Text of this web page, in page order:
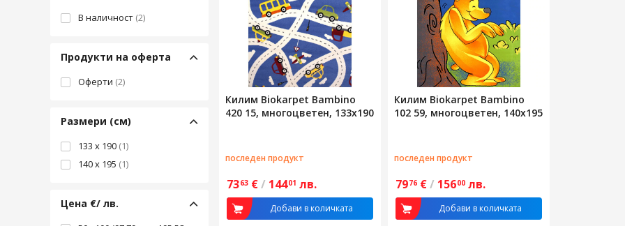
В наличност (2)
Продукти на оферта
Оферти (2)
Размери (см)
133 x 190 (1)
140 x 195 (1)
Цена €/ лв.
Килим Biokarpet Bambino
420 15, многоцветен, 133х190
последен продукт
7363 €/ 14401 лв.
Добави в количката
Килим Biokarpet Bambino
102 59, многоцветен, 140х195
последен продукт
7976 €/ 15600 лв.
Добави в количката